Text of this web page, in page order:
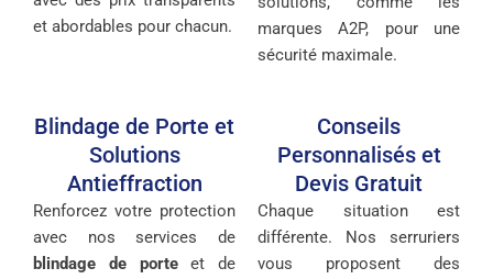
et abordables pour chacun.
marques A2P, pour une
sécurité maximale.
Blindage de Porte et
Solutions
Antieffraction
Renforcez votre protection
avec nos services de
blindage de porteet de
Conseils
Personnalisés et
Devis Gratuit
Chaque situation est
différente. Nos serruriers
vous proposent des